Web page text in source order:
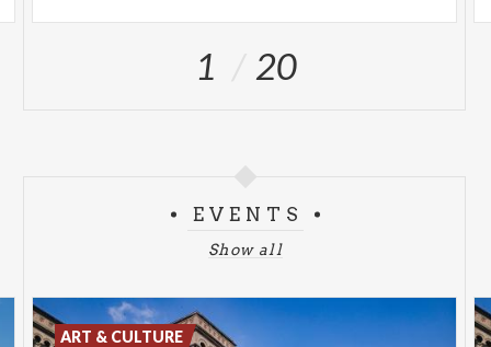
1 20
EVENTS
Show all
ART & CULTURE